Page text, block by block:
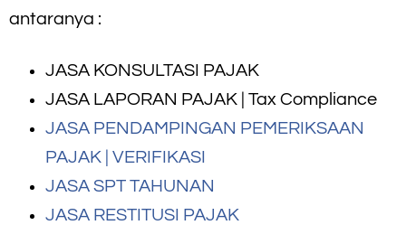
antaranya :
JASA KONSULTASI PAJAK
JASA LAPORAN PAJAK | Tax Compliance
JASA PENDAMPINGAN PEMERIKSAAN
PAJAK | VERIFIKASI
JASA SPT TAHUNAN
JASA RESTITUSI PAJAK